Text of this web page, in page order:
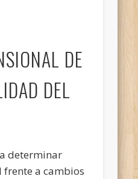
DE
DEL
determinar
frente a cambios